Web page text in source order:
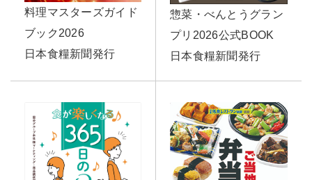
料理マスターズガイド
ブック2026
日本食糧新聞発行
惣菜・べんとうグラン
プリ2026公式BOOK
日本食糧新聞発行